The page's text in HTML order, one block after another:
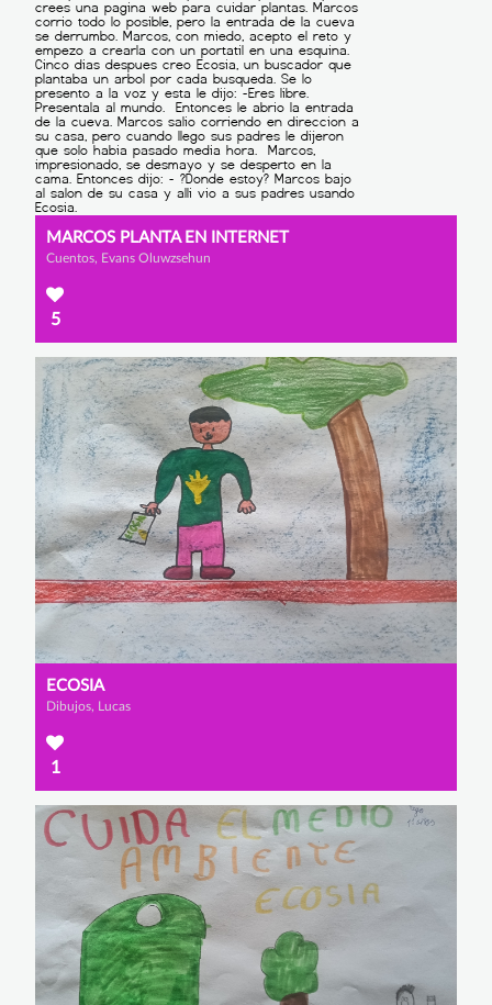
MARCOS PLANTA EN INTERNET
Cuentos, Evans Oluwzsehun
5
ECOSIA
Dibujos, Lucas
1